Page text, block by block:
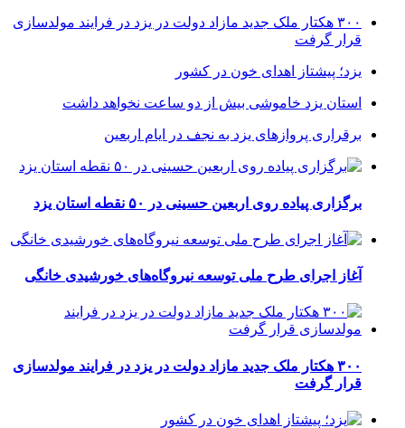
۳۰۰ هکتار ملک جدید مازاد دولت در یزد در فرایند مولدسازی
قرار گرفت
یزد؛ پیشتاز اهدای خون در کشور
استان یزد خاموشی بیش از دو ساعت نخواهد داشت
برقراری پرواز‌های یزد به نجف در ایام اربعین
برگزاری پیاده روی اربعین حسینی در ۵۰ نقطه استان یزد
آغاز اجرای طرح ملی توسعه نیروگاه‌های خورشیدی خانگی
۳۰۰ هکتار ملک جدید مازاد دولت در یزد در فرایند مولدسازی
قرار گرفت